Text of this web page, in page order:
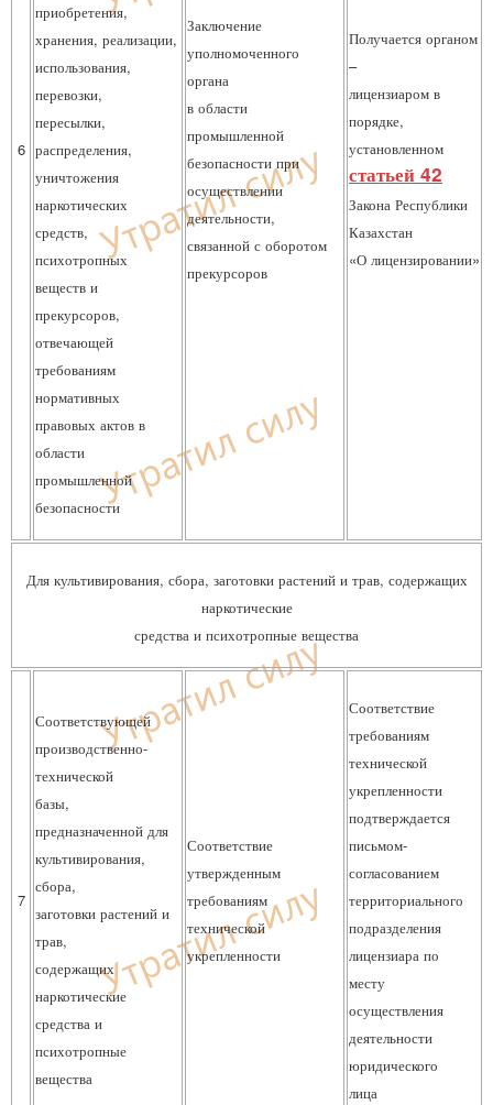
6
приобретения,
хранения, реализации,
использования,
перевозки,
пересылки,
распределения,
уничтожения
наркотических
средств,
психотропных
веществ и
прекурсоров,
отвечающей
требованиям
нормативных
правовых актов в
области
промышленной
безопасности
Заключение
уполномоченного
органа
в области
промышленной
безопасности при
осуществлении
деятельности,
связанной с оборотом
прекурсоров
Получается органом
–
лицензиаром в
порядке,
установленном
статьей 42
Закона Республики
Казахстан
«О лицензировании»
Для культивирования, сбора, заготовки растений и трав, содержащих
наркотические
средства и психотропные вещества
7
Соответствующей
производственно-
технической
базы,
предназначенной для
культивирования,
сбора,
заготовки растений и
трав,
содержащих
наркотические
средства и
психотропные
вещества
Соответствие
утвержденным
требованиям
технической
укрепленности
Соответствие
требованиям
технической
укрепленности
подтверждается
письмом-
согласованием
территориального
подразделения
лицензиара по
месту
осуществления
деятельности
юридического
лица